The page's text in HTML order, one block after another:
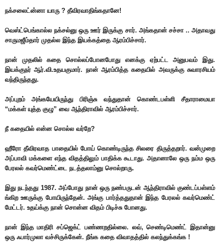
நக்சலைட்ன்னா யாரு ? தீவிரவாதிங்கதானே!
வெஸ்ட்பெங்கால்ல நக்சல்னு ஒரு ஊர் இருக்கு சார். அங்கதான் சச்சா .. அதாவது
சாருமஜீம்தார் முதல்ல இந்த இயக்கத்தை ஆரம்பிச்சார்.
நான் முதலில் கதை சொல்லப்போனபோது எனக்கு ஏற்பட்ட அனுபவம் இது.
இயக்குநர் ஆர்.வி.உதயகுமார். நான் ஆரம்பித்த கதையில் அவருக்கு சுவாரசியம்
வந்திருந்தது.
அப்புறம் அங்கயேயிருந்து பிரிஞ்சு வந்துதான் கொண்டபள்ளி சீதாராமையா
“மக்கள் யுத்த குழு” வை ஆந்திராவில் ஆரம்பிச்சார்.
நீ கதையில் என்ன சொல்ல வர்றே?
ஹீரோ தீவிரவாத பாதையில் போய் கொண்டிருந்த சிலரை திருத்தறார். வன்முறை
அப்பாவி மக்களை எந்த விதத்திலும் பாதிக்க கூடாது. அதானாலே ஒரு நம்ம ஒரு
பேரலல் கவர்மெண்ட்டை நடத்தலாம்னு சொல்றாரு.
இது நடந்தது 1987. அப்போது நான் ஒரு நண்பருடன் ஆந்திராவில் குண்டப்பள்ளம்
ங்கிற ஊருக்கு போயிருந்தேன். அங்கு பார்த்ததுதான் இந்த பேரலல் கவர்மெண்ட்
மேட்டர். உதய்க்கு நான் சொன்ன விதம் பிடிச்சு போனது.
நான் இந்த மாதிரி சப்ஜெக்ட் பண்ணறதில்லை. லவ், செண்டிமெண்ட் இதான்னு
ஒரு ஃபார்முலா வச்சிருக்கேன். நீங்க கதை விவாதத்தில் கலந்துக்கங்க !